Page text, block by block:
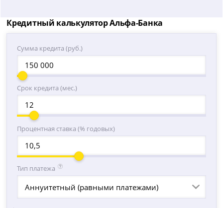
Кредитный калькулятор Альфа-Банка
Сумма кредита (руб.)
Срок кредита (мес.)
Процентная ставка (% годовых)
Тип платежа
Аннуитетный (равными платежами)